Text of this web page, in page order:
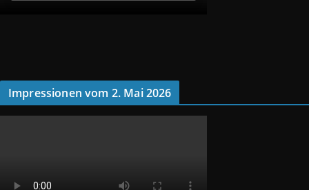
Impressionen vom 2. Mai 2026